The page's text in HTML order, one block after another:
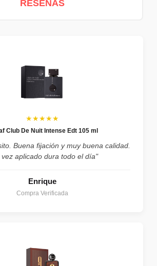
RESEÑAS
★★★★★
Club De Nuit Intense Edt 105 ml
Buena fijación y muy buena calidad.
vez aplicado dura todo el día"
Enrique
Compra Verificada